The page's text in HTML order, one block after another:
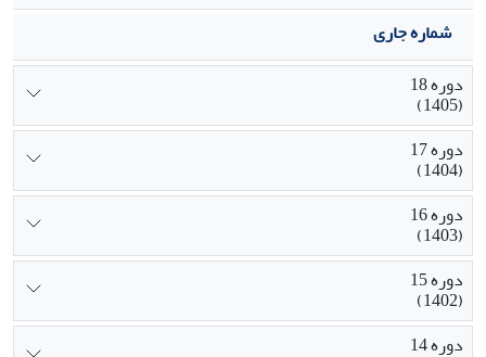
شماره جاری
دوره 18
(1405)
دوره 17
(1404)
دوره 16
(1403)
دوره 15
(1402)
دوره 14